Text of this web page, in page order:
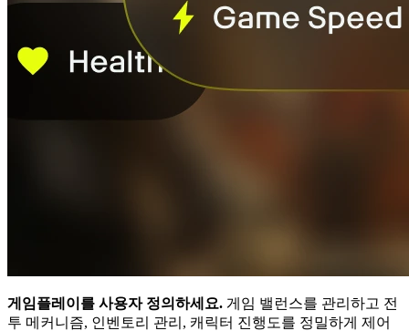
게임플레이를 사용자 정의하세요. 게임 밸런스를 관리하고 전
투 메커니즘, 인벤토리 관리, 캐릭터 진행도를 정밀하게 제어